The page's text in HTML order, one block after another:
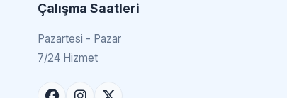
Çalışma Saatleri
Pazartesi - Pazar
7/24 Hizmet